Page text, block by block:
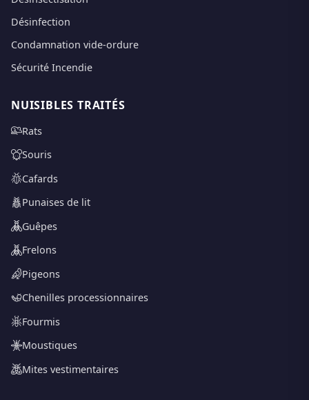
Désinfection
Condamnation vide-ordure
Sécurité Incendie
NUISIBLES TRAITÉS
Rats
Souris
Cafards
Punaises de lit
Guêpes
Frelons
Pigeons
Chenilles processionnaires
Fourmis
Moustiques
Mites vestimentaires